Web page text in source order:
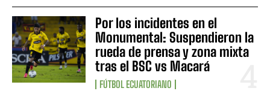
Por los incidentes en el
Monumental: Suspendieron la
rueda de prensa y zona mixta
tras el BSC vs Macará
FÚTBOL ECUATORIANO